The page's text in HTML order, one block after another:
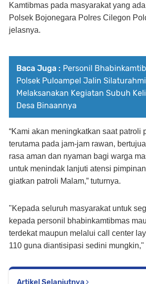
Kamtibmas pada masyarakat yang
Polsek Bojonegara Polres Cilegon
jelasnya.
Baca Juga : Personil
Polsek Puloampel Jalin
Melaksanakan Kegiatan Subuh
Desa Binaannya
“Kami akan meningkatkan saat patroli
terutama pada jam-jam rawan,
rasa aman dan nyaman bagi warga
untuk menindak lanjuti atensi
giatkan patroli Malam,” tuturnya.
"Kepada seluruh masyarakat untuk
kepada personil bhabinkamtibmas
terdekat maupun melalui call center
110 guna diantisipasi sedini mungkin,"
Artikel Selanjutnya